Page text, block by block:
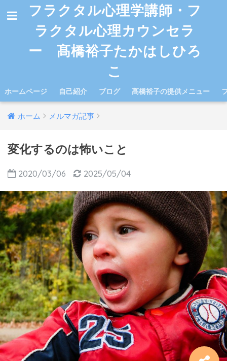
フラクタル心理学講師・フ
ラクタル心理カウンセラ
ー 髙橋裕子たかはしひろ
こ
ホームページ 自己紹介 ブログ 髙橋裕子の提供メニュー
ホーム メルマガ記事
変化するのは怖いこと
2020/03/06 2025/05/04